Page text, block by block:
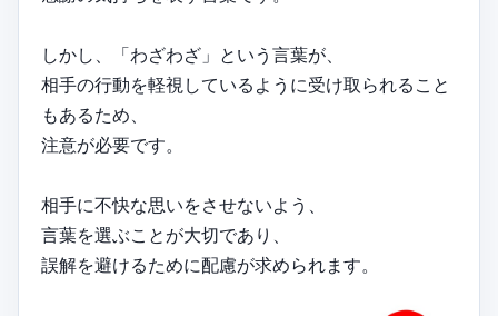
しかし、「わざわざ」という言葉が、
相手の行動を軽視しているように受け取られること
もあるため、
注意が必要です。
相手に不快な思いをさせないよう、
言葉を選ぶことが大切であり、
誤解を避けるために配慮が求められます。